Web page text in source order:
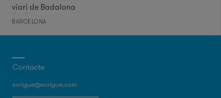
viari de Badalona
BARCELONA
Contacte
sorigue@sorigue.com